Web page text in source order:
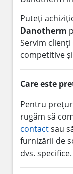
Puteți
Danotherm
Servim
competitive
Care este
Pentru
rugăm să
contactsau
furnizării de
dvs. specifice.